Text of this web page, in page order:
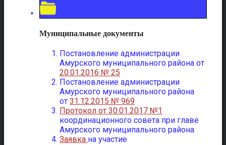
Муниципальные документы
Постановление администрации
Амурского муниципального района от
20.01.2016 № 25
Постановление администрации
Амурского муниципального района
от 31.12.2015 № 969
Протокол от 30.01.2017 №1
координационного совета при главе
Амурского муниципального района
Заявка на участие